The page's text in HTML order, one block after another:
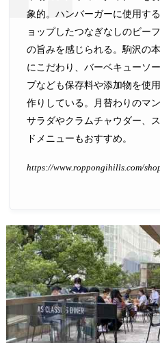
象的。ハンバーガーに使用す
ョップしたつなぎなしのビー
の旨みを感じられる。駒沢の
にこだわり、バーベキューソ
プなども保存料や添加物を使
作りしている。月替わりのマ
サラダやクラムチャウダー、
ドメニューもおすすめ。
https://www.roppongihills.com/